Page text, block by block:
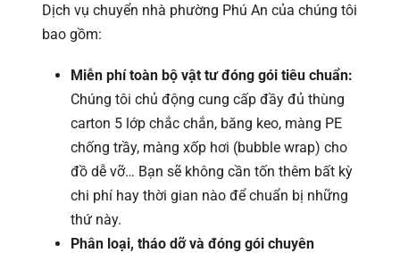
Dịch vụ chuyển nhà phường Phú An của chúng tôi
bao gồm:
Miễn phí toàn bộ vật tư đóng gói tiêu chuẩn:
Chúng tôi chủ động cung cấp đầy đủ thùng
carton 5 lớp chắc chắn, băng keo, màng PE
chống trầy, màng xốp hơi (bubble wrap) cho
đồ dễ vỡ… Bạn sẽ không cần tốn thêm bất kỳ
chi phí hay thời gian nào để chuẩn bị những
thứ này.
Phân loại, tháo dỡ và đóng gói chuyên